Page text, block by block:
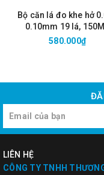
Bộ căn lá đo khe hở
0.10mm 19 lá,
580.000₫
LIÊN HỆ
CÔNG TY TNHH